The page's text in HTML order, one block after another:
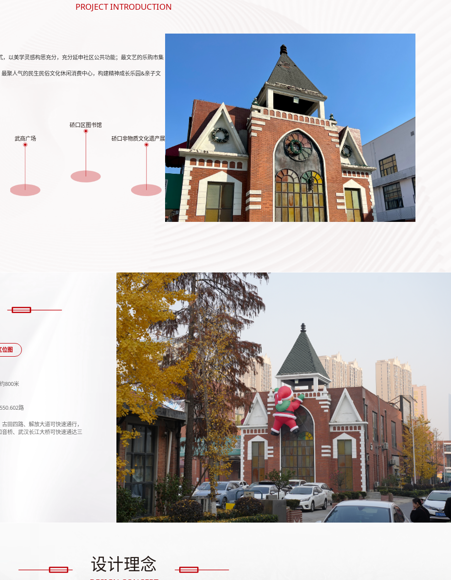
PROJECT INTRODUCTION
以美学灵感构思充分，充分延申社区公共功能；最文艺的乐购市集
聚人气的民生民俗文化休闲消费中心，构建精神成长乐园&亲子文
武商广场
硚口区图书馆
硚口非物质文化遗产展示中心
位图
800米
路
田四路、解放大道可快速通行，
桥、武汉长江大桥可快速通达三
设计理念